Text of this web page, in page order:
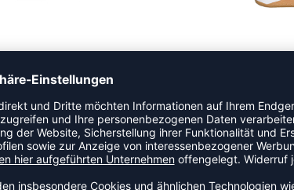
€ |109,95 €
SALE
-17%